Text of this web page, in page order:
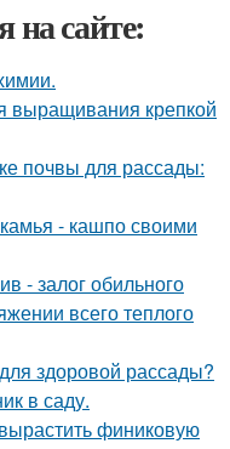
на сайте:
выращивания крепкой
почвы для рассады:
- кашпо своими
- залог обильного
всего теплого
здоровой рассады?
в саду.
финиковую